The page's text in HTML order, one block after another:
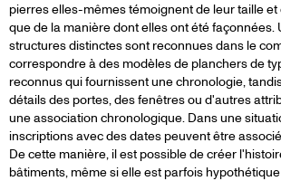
pierres elles-mêmes témoignent de leur taille et
que de la manière dont elles ont été façonnées.
structures distinctes sont reconnues dans le
correspondre à des modèles de planchers de
reconnus qui fournissent une chronologie,
détails des portes, des fenêtres ou d'autres
une association chronologique. Dans une
inscriptions avec des dates peuvent être
De cette manière, il est possible de créer
bâtiments, même si elle est parfois